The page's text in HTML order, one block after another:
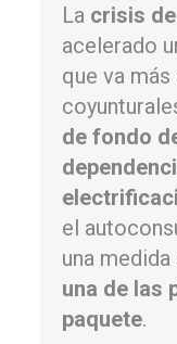
La crisis
acelerado
que va
de fondo
el
una
una de las
paquete.